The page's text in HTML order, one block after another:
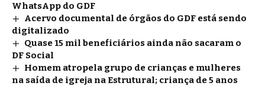
WhatsApp do GDF
Acervo documental de órgãos do GDF está sendo
digitalizado
Quase 15 mil beneficiários ainda não sacaram o
DF Social
Homem atropela grupo de crianças e mulheres
na saída de igreja na Estrutural; criança de 5 anos